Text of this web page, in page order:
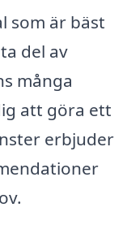
som är bäst
del av
många
att göra ett
erbjuder